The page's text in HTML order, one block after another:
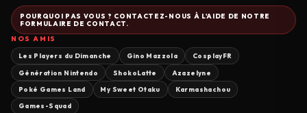
POURQUOI PAS VOUS ? CONTACTEZ-NOUS À L'AIDE DE NOTRE
FORMULAIRE DE CONTACT.
NOS AMIS
Les Players du Dimanche Gino Mazzola CosplayFR
Génération Nintendo ShokoLatte Azazelyne
Poké Games Land My Sweet Otaku Karmashachou
Games-Squad